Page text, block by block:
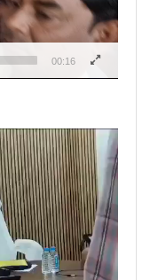
00:16